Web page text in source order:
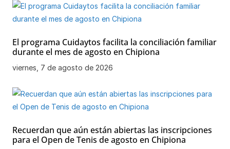
El programa Cuidaytos facilita la conciliación familiar
durante el mes de agosto en Chipiona
viernes, 7 de agosto de 2026
Recuerdan que aún están abiertas las inscripciones
para el Open de Tenis de agosto en Chipiona